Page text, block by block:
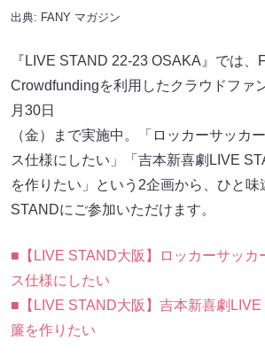
出典: FANY マガジン
『LIVE STAND 22-23 OSAKA』では、
Crowdfundingを利用したクラウドファ
月30日
（金）まで実施中。「ロッカーサッカ
ス仕様にしたい」「吉本新喜劇LIVE
を作りたい」という2企画から、ひと味
STANDにご参加いただけます。
■【LIVE STAND大阪】ロッカーサッカ
ス仕様にしたい
■【LIVE STAND大阪】吉本新喜劇
簾を作りたい